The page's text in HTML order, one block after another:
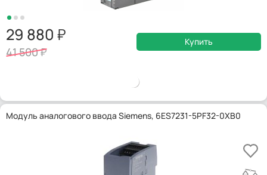
29 880
41 500
Купить
Модуль аналогового ввода Siemens, 6ES7231-5PF32-0XB0